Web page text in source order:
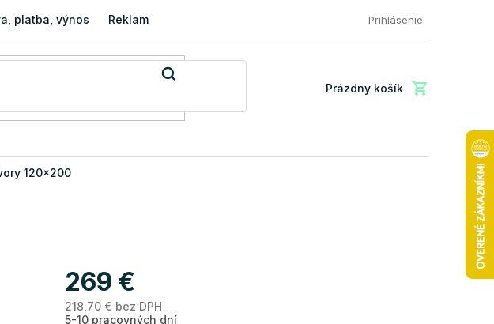
platba, výnos Reklamácia a vrátenie tovaru FAQ: Najčastejšie otázky zákazníkov
Prihlásenie
Nákupný
Prázdny košík
120x200
269 €
218,70 € bez DPH
5-10 pracovných dní